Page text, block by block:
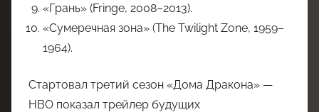
«Грань» (Fringe, 2008–2013).
«Сумеречная зона» (The Twilight Zone, 1959–
1964).
Стартовал третий сезон «Дома Дракона» —
HBO показал трейлер будущих